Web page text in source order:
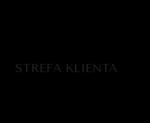
STREFA KLIENTA